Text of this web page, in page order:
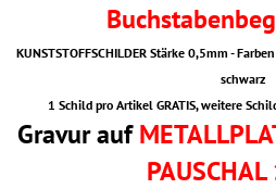
KUNSTSTOFFSCHILDER Stärke 0,5mm -
schwarz
1 Schild pro Artikel GRATIS, weitere
Gravur auf